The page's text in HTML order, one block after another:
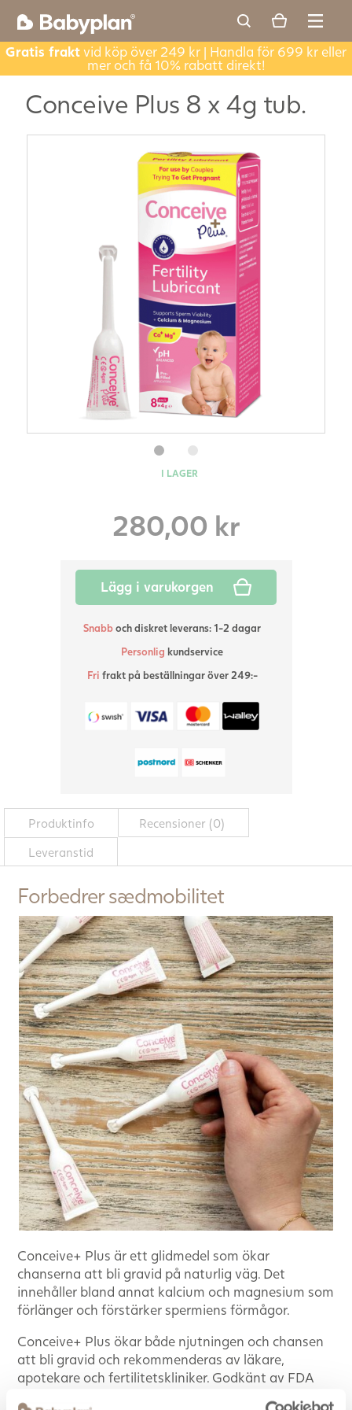
Gratis fraktvid köp över 249 kr | Handla för 699 kr eller
mer och få 10% rabatt direkt!
Conceive Plus 8 x 4g tub.
I LAGER
280,00 kr
Lägg i varukorgen
Snabboch diskret leverans: 1-2 dagar
Personlig kundservice
Fri frakt på beställningar över 249:-
Produktinfo Recensioner (0)
Leveranstid
Forbedrer sædmobilitet
Conceive+ Plus är ett glidmedel som ökar
chanserna att bli gravid på naturlig väg. Det
innehåller bland annat kalcium och magnesium som
förlänger och förstärker spermiens förmågor.
Conceive+ Plus ökar både njutningen och chansen
att bli gravid och rekommenderas av läkare,
apotekare och fertilitetskliniker. Godkänt av FDA